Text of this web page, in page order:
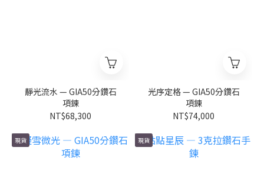
靜光流水 — GIA50分鑽石
項鍊
NT$68,300
光序定格 — GIA50分鑽石
項鍊
NT$74,000
現貨 現貨